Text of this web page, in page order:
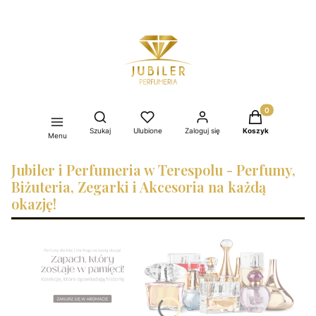
Menu
Otwórz wyszukiwarkę
Szukaj Ulubione Zaloguj się
Produkty w
Koszyk
Jubiler i Perfumeria w Terespolu - Perfumy,
Biżuteria, Zegarki i Akcesoria na każdą
okazję!